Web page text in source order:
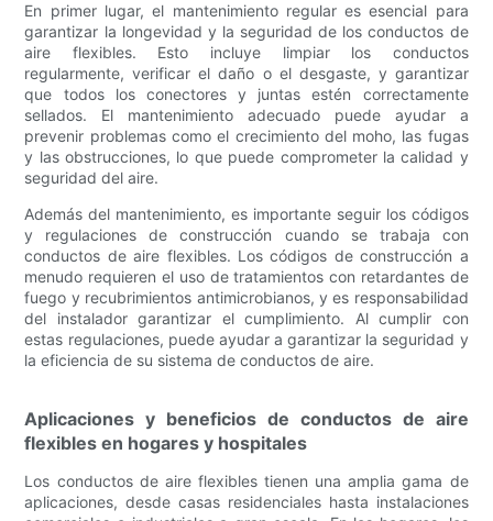
En primer lugar, el mantenimiento regular es esencial para
garantizar la longevidad y la seguridad de los conductos de
aire flexibles. Esto incluye limpiar los conductos
regularmente, verificar el daño o el desgaste, y garantizar
que todos los conectores y juntas estén correctamente
sellados. El mantenimiento adecuado puede ayudar a
prevenir problemas como el crecimiento del moho, las fugas
y las obstrucciones, lo que puede comprometer la calidad y
seguridad del aire.
Además del mantenimiento, es importante seguir los códigos
y regulaciones de construcción cuando se trabaja con
conductos de aire flexibles. Los códigos de construcción a
menudo requieren el uso de tratamientos con retardantes de
fuego y recubrimientos antimicrobianos, y es responsabilidad
del instalador garantizar el cumplimiento. Al cumplir con
estas regulaciones, puede ayudar a garantizar la seguridad y
la eficiencia de su sistema de conductos de aire.
Aplicaciones y beneficios de conductos de aire
flexibles en hogares y hospitales
Los conductos de aire flexibles tienen una amplia gama de
aplicaciones, desde casas residenciales hasta instalaciones